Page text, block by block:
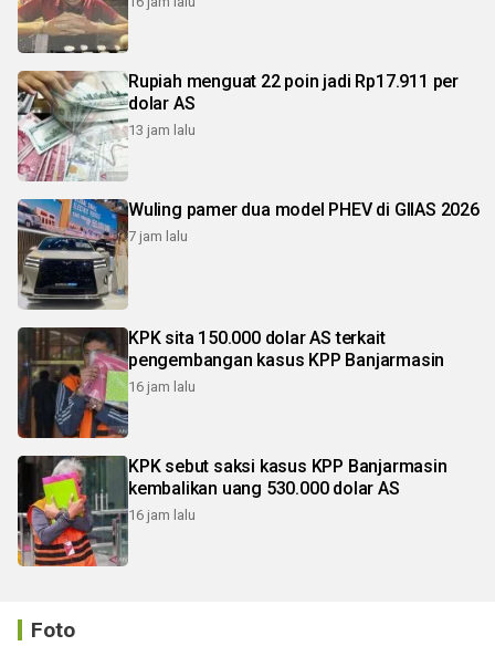
Rupiah menguat 22 poin jadi Rp17.911 per
dolar AS
13 jam lalu
Wuling pamer dua model PHEV di GIIAS 2026
7 jam lalu
KPK sita 150.000 dolar AS terkait
pengembangan kasus KPP Banjarmasin
16 jam lalu
KPK sebut saksi kasus KPP Banjarmasin
kembalikan uang 530.000 dolar AS
16 jam lalu
Foto